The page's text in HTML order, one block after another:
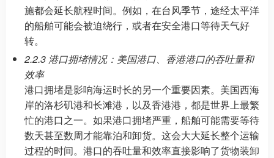
施都会延长航程时间。例如，在台风季节，途经太平洋
的船舶可能会被迫绕行，或者在安全港口等待天气好
转。
2.2.3 港口拥堵情况：美国港口、香港港口的吞吐量和
效率
港口拥堵是影响海运时长的另一个重要因素。美国西海
岸的洛杉矶港和长滩港，以及香港港，都是世界上最繁
忙的港口之一。如果港口拥堵严重，船舶可能需要等待
数天甚至数周才能靠泊和卸货。这会大大延长整个运输
过程的时间。港口的吞吐量和效率直接影响了货物装卸